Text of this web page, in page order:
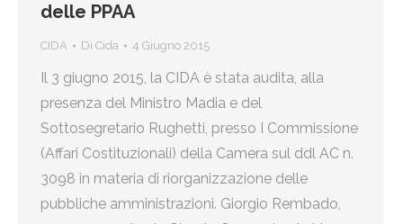
delle PPAA
CIDA Di Cida 4 Giugno 2015
Il 3 giugno 2015, la CIDA è stata audita, alla
presenza del Ministro Madia e del
Sottosegretario Rughetti, presso I Commissione
(Affari Costituzionali) della Camera sul ddl AC n.
3098 in materia di riorganizzazione delle
pubbliche amministrazioni. Giorgio Rembado,